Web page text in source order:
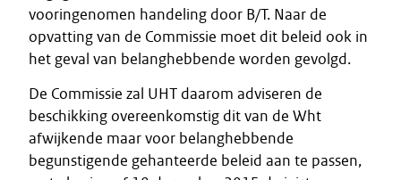
vooringenomen handeling door B/T. Naar de
opvatting van de Commissie moet dit beleid ook in
het geval van belanghebbende worden gevolgd.
De Commissie zal UHT daarom adviseren de
beschikking overeenkomstig dit van de Wht
afwijkende maar voor belanghebbende
begunstigende gehanteerde beleid aan te passen,